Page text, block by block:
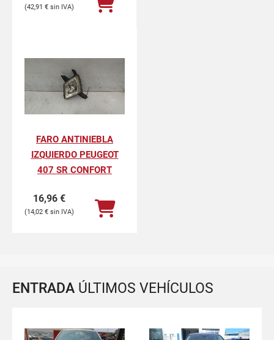
42,91 €
FARO ANTINIEBLA
IZQUIERDO PEUGEOT
407 SR CONFORT
16,96 €
14,02 €
ENTRADA ÚLTIMOS VEHÍCULOS